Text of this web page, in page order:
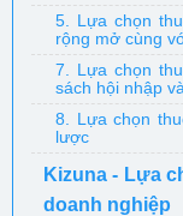
5. Lựa chọn
rộng mở cùng
7. Lựa chọn
sách hội nhập
8. Lựa chọn
lược
Kizuna - Lựa
doanh nghiệp